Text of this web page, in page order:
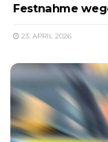
Festnahme
23. APRIL 2026